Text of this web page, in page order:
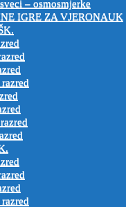
sveci – osmosmjerke
IGRE ZA VJERONAUK